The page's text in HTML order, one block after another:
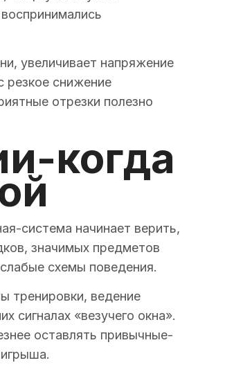
увеличивает напряжение
резкое снижение
отрезки полезно
когда
система начинает верить,
значимых предметов
схемы поведения.
тренировки, ведение
сигналах «везучего окна».
оставлять привычные-